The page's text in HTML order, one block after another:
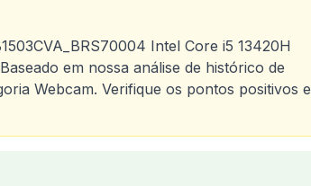
Intel Core i5 13420H
em nossa análise de histórico de
Webcam. Verifique os pontos positivos e